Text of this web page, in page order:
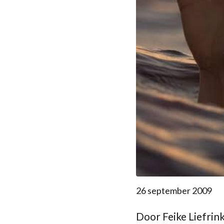
26 september 2009
Door Feike